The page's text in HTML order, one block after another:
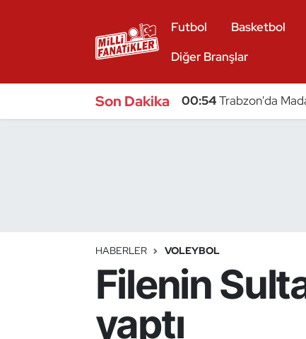
Futbol Basketbol
Diğer Branşlar
Son Dakika 00:54Trabzon'da
HABERLER VOLEYBOL
Filenin
yaptı